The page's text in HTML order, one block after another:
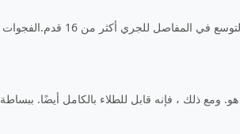
معدل التوسع الحراري حوالي 5.0 * 10-5 / °C. نوصي بترك 1/8 "فجوة التوسع في المفاصل للجري أكثر من 16 قدم.الفجوات
ومع ذلك ، فإنه قابل للطلاء بالكامل أيضًا. ببساطة